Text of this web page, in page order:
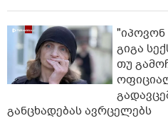
"იპოვონ
გიგა
თუ
განცხადებას ავრცელებს